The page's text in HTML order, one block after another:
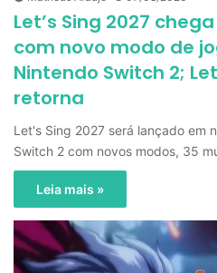
Let’s Sing 2027
com novo modo de
Nintendo Switch 2;
retorna
Let's Sing 2027 será lançado em
Switch 2 com novos modos, 35
Leia mais »